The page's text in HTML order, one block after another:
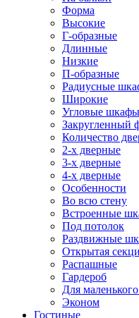
Форма
Высокие
Г-образные
Длинные
Низкие
П-образные
Радиусные
Широкие
Угловые
Закругленный
Количество
2-х дверные
3-х дверные
4-х дверные
Особенности
Во всю стену
Встроенные
Под потолок
Раздвижные
Открытая
Распашные
Гардероб
Для
Эконом
Гостиные